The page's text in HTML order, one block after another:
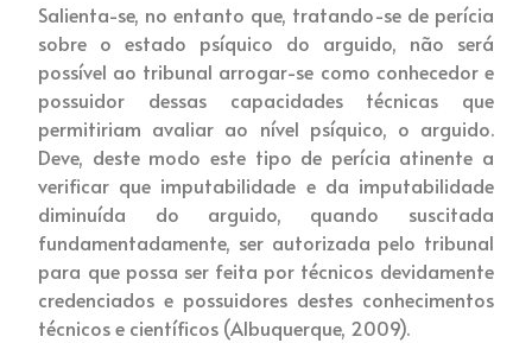
Salienta-se, no entanto que, tratando-se de perícia
sobre o estado psíquico do arguido, não será
possível ao tribunal arrogar-se como conhecedor e
possuidor dessas capacidades técnicas que
permitiriam avaliar ao nível psíquico, o arguido.
Deve, deste modo este tipo de perícia atinente a
verificar que imputabilidade e da imputabilidade
diminuída do arguido, quando suscitada
fundamentadamente, ser autorizada pelo tribunal
para que possa ser feita por técnicos devidamente
credenciados e possuidores destes conhecimentos
técnicos e científicos (Albuquerque, 2009).